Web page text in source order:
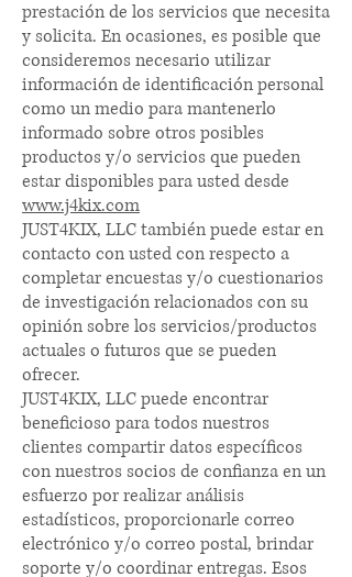
prestación de los servicios que necesita
y solicita. En ocasiones, es posible que
consideremos necesario utilizar
información de identificación personal
como un medio para mantenerlo
informado sobre otros posibles
productos y/o servicios que pueden
estar disponibles para usted desde
www.j4kix.com
JUST4KIX, LLC también puede estar en
contacto con usted con respecto a
completar encuestas y/o cuestionarios
de investigación relacionados con su
opinión sobre los servicios/productos
actuales o futuros que se pueden
ofrecer.
JUST4KIX, LLC puede encontrar
beneficioso para todos nuestros
clientes compartir datos específicos
con nuestros socios de confianza en un
esfuerzo por realizar análisis
estadísticos, proporcionarle correo
electrónico y/o correo postal, brindar
soporte y/o coordinar entregas. Esos